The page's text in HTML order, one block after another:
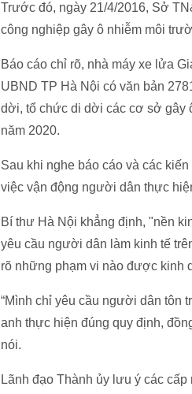
Trước đó, ngày 21/4/2016, Sở
công nghiệp gây ô nhiễm môi
Báo cáo chỉ rõ, nhà máy xe lửa
UBND TP Hà Nội có văn bản
dời, tổ chức di dời các cơ sở gây
năm 2020.
Sau khi nghe báo cáo và các
việc vận động người dân thực
Bí thư Hà Nội khẳng định, "nền
yêu cầu người dân làm kinh tế
rõ những phạm vi nào được kinh
“Mình chỉ yêu cầu người dân tôn
anh thực hiện đúng quy định,
nói.
Lãnh đạo Thành ủy lưu ý các